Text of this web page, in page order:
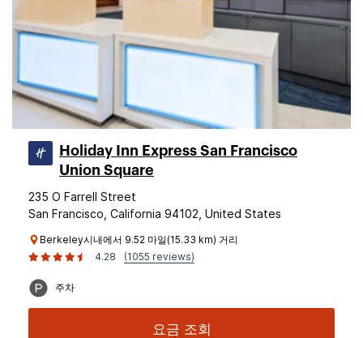
Holiday Inn Express San Francisco
Union Square
235 O Farrell Street
San Francisco, California 94102, United States
Berkeley시내에서 9.52 마일(15.33 km) 거리
4.28
(1055 reviews)
주차
요금 조회